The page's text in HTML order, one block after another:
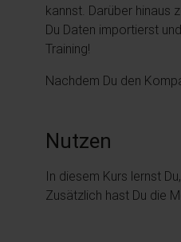
kannst. Darüber hinaus
Du Daten importierst
Training!
Nachdem Du den
Nutzen
In diesem Kurs lernst
Zusätzlich hast Du die